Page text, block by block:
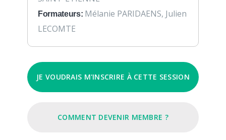
Formateurs: Mélanie PARIDAENS, Julien
LECOMTE
JE VOUDRAIS M'INSCRIRE À CETTE SESSION
COMMENT DEVENIR MEMBRE ?